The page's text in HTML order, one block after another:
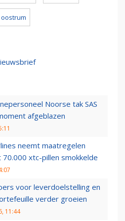
Noorse tak SAS
afgeblazen
neemt maatregelen
xtc-pillen smokkelde
voor leverdoelstelling en
verder groeien
11:44